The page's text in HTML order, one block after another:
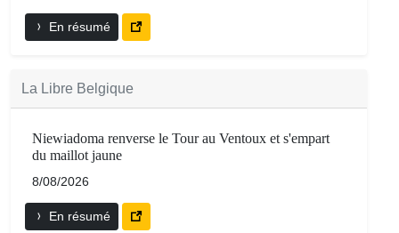
En résumé
La Libre Belgique
Niewiadoma renverse le Tour au Ventoux et s'empart
du maillot jaune
8/08/2026
En résumé